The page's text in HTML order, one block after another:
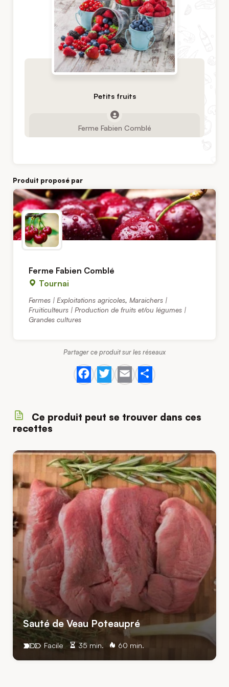
Petits fruits
Ferme Fabien Comblé
Produit proposé par
Ferme Fabien Comblé
Tournai
Fermes | Exploitations agricoles, Maraichers |
Fruiticulteurs | Production de fruits et/ou légumes |
Grandes cultures
Partager ce produit sur les réseaux
Facebook
Twitter
EmailShare
Ce produit peut se trouver dans ces
recettes
Sauté de Veau Poteaupré
35 min. 60 min.
Facile